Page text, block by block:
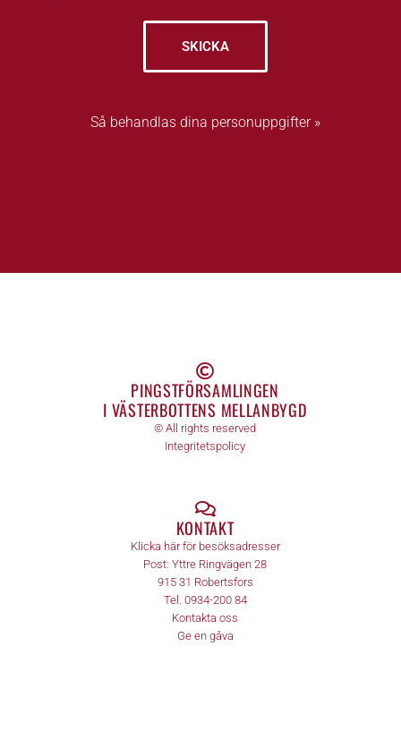
SKICKA
Så behandlas dina personuppgifter »
PINGSTFÖRSAMLINGEN
I VÄSTERBOTTENS MELLANBYGD
© All rights reserved
Integritetspolicy
KONTAKT
Klicka här för besöksadresser
Post: Yttre Ringvägen 28
915 31 Robertsfors
Tel. 0934-200 84
Kontakta oss
Ge en gåva